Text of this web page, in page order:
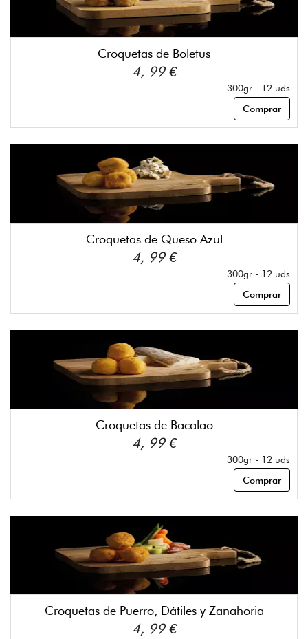
Croquetas de Boletus
4, 99 €
300gr - 12 uds
Comprar
Croquetas de Queso Azul
4, 99 €
300gr - 12 uds
Comprar
Croquetas de Bacalao
4, 99 €
300gr - 12 uds
Comprar
Croquetas de Puerro, Dátiles y Zanahoria
4, 99 €